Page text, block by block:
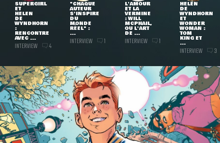
SUPERGIRL
ET
HELEN
DE
WYNDHORN
:
RENCONTRE
AVEC ...
INTERVIEW 4
"CHAQUE
AUTEUR
S'INSPIRE
DU
MONDE
RÉEL" :
...
INTERVIEW 1
L'AMOUR
ET LA
VERMINE
: WILL
MCPHAIL,
OU L'ART
DE ...
INTERVIEW 1
HELEN
DE
WYNDHORN
ET
WONDER
WOMAN :
TOM
KING ET
...
INTERVIEW 3